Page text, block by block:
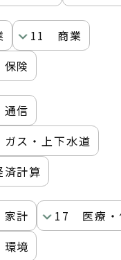
11 商業
険
信
ス・上下水道
計算
計
17 医療・
境